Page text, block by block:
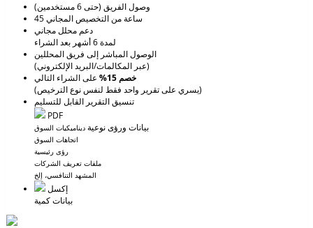
وصول الفريق (حتى 6 مستخدمين)
45 ساعة من التخصيص المجاني
دعم محلل مجاني
لمدة 6 أشهر بعد الشراء
الوصول المباشر إلى فريق المحللين
(عبر المكالمات/البريد الإلكتروني)
خصم 15%
على الشراء التالي
(يسري على تقرير واحد فقط لنفس نوع الترخيص)
تنسيق التقرير القابل للتسليم
PDF
بيانات ورؤى نوعية ديناميكيات السوق
اتجاهات السوق
رؤى رئيسية
ملفات تعريف الشركات
المشهد التنافسي، إلخ
إكسل
بيانات كمية